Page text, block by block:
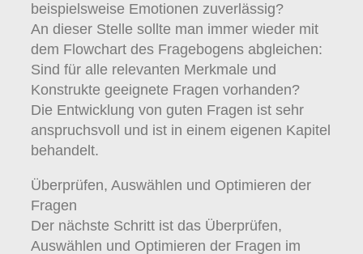
beispielsweise Emotionen zuverlässig?
An dieser Stelle sollte man immer wieder mit
dem Flowchart des Fragebogens abgleichen:
Sind für alle relevanten Merkmale und
Konstrukte geeignete Fragen vorhanden?
Die Entwicklung von guten Fragen ist sehr
anspruchsvoll und ist in einem eigenen Kapitel
behandelt.
Überprüfen, Auswählen und Optimieren der
Fragen
Der nächste Schritt ist das Überprüfen,
Auswählen und Optimieren der Fragen im